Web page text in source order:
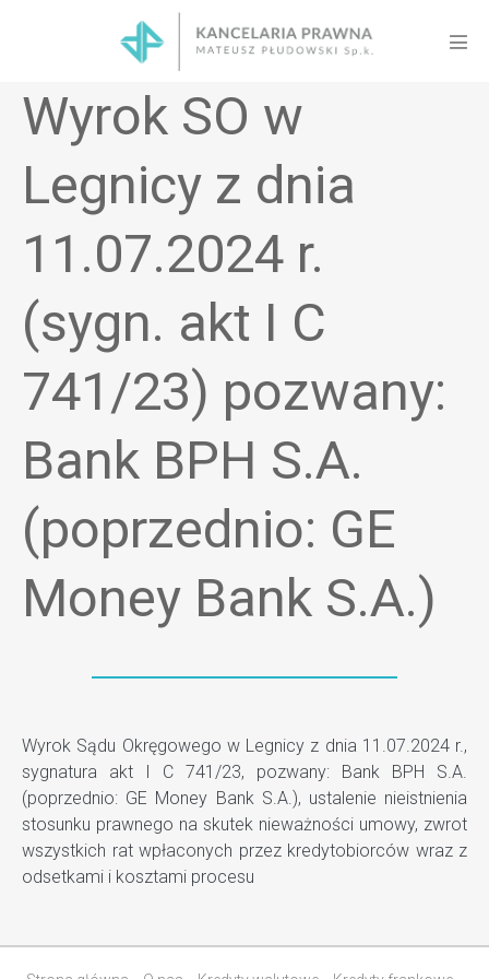
Wyrok SO w
Legnicy z dnia
11.07.2024 r.
(sygn. akt I C
741/23) pozwany:
Bank BPH S.A.
(poprzednio: GE
Money Bank S.A.)
Wyrok Sądu Okręgowego w Legnicy z dnia 11.07.2024 r.,
sygnatura akt I C 741/23, pozwany: Bank BPH S.A.
(poprzednio: GE Money Bank S.A.), ustalenie nieistnienia
stosunku prawnego na skutek nieważności umowy, zwrot
wszystkich rat wpłaconych przez kredytobiorców wraz z
odsetkami i kosztami procesu